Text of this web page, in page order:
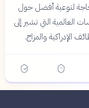
لتوعية أفضل حول
العالمية التي تشير إلى
الإدراكية والمزاج.